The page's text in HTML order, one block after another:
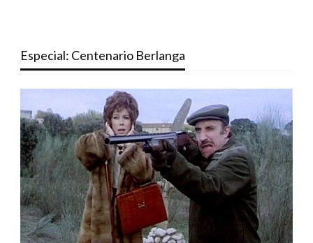
Especial: Centenario Berlanga